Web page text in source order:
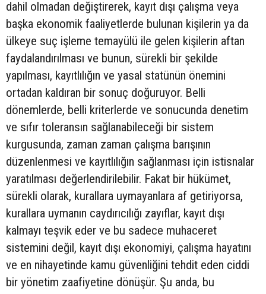
dahil olmadan değiştirerek, kayıt dışı çalışma veya
başka ekonomik faaliyetlerde bulunan kişilerin ya da
ülkeye suç işleme temayülü ile gelen kişilerin aftan
faydalandırılması ve bunun, sürekli bir şekilde
yapılması, kayıtlılığın ve yasal statünün önemini
ortadan kaldıran bir sonuç doğuruyor. Belli
dönemlerde, belli kriterlerde ve sonucunda denetim
ve sıfır toleransın sağlanabileceği bir sistem
kurgusunda, zaman zaman çalışma barışının
düzenlenmesi ve kayıtlılığın sağlanması için istisnalar
yaratılması değerlendirilebilir. Fakat bir hükümet,
sürekli olarak, kurallara uymayanlara af getiriyorsa,
kurallara uymanın caydırıcılığı zayıflar, kayıt dışı
kalmayı teşvik eder ve bu sadece muhaceret
sistemini değil, kayıt dışı ekonomiyi, çalışma hayatını
ve en nihayetinde kamu güvenliğini tehdit eden ciddi
bir yönetim zaafiyetine dönüşür. Şu anda, bu